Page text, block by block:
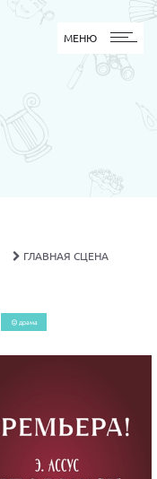
МЕНЮ
МЕНЮ
ГЛАВНАЯ СЦЕНА
драма